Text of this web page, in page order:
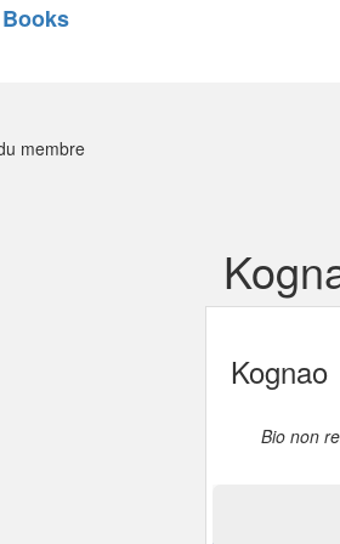
Kognao
Bio non